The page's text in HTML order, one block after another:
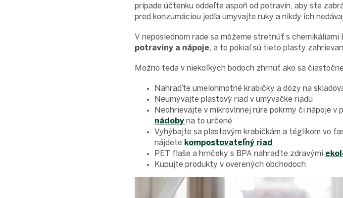
prípade účtenku oddeľte aspoň od potravín, aby ste
pred konzumáciou jedla umyvajte ruky a nikdy ich
V neposlednom rade sa môžeme stretnúť s chemikáliami
potraviny a nápoje, a to pokiaľ sú tieto plasty
Možno teda v niekoľkých bodoch zhrnúť ako sa
Nahraďte umelohmotné krabičky a dózy na
Neumývajte plastový riad v umývačke riadu
Neohrievajte v mikrovlnnej rúre pokrmy či nápoje
nádoby na to určené
Vyhýbajte sa plastovým krabičkám a téglikom vo
nájdete kompostovateľný riad
PET fľaše a hrnčeky s BPA nahraďte zdravými
Kupujte produkty v overených obchodoch